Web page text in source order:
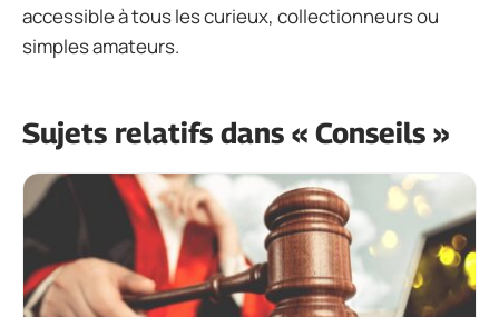
accessible à tous les curieux, collectionneurs ou
simples amateurs.
Sujets relatifs dans « Conseils »